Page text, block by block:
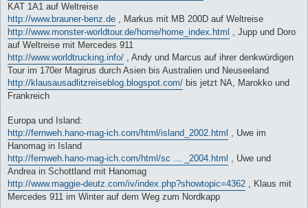
KAT 1A1 auf Weltreise
http://www.brauner-benz.de , Markus mit MB 200D auf Weltreise
http://www.monster-worldtour.de/home/home_index.html , Jupp und Doro
auf Weltreise mit Mercedes 911
http://www.worldtrucking.info/ , Andy und Marcus auf ihrer denkwürdigen
Tour im 170er Magirus durch Asien bis Australien und Neuseeland
http://klausausadlitzreiseblog.blogspot.com/ bis jetzt NA, Marokko und
Frankreich
Europa und Island:
http://fernweh.hano-mag-ich.com/html/island_2002.html , Uwe im
Hanomag in Island
http://fernweh.hano-mag-ich.com/html/sc ... _2004.html , Uwe und
Andrea in Schottland mit Hanomag
http://www.maggie-deutz.com/iv/index.php?showtopic=4362 , Klaus mit
Mercedes 911 im Winter auf dem Weg zum Nordkapp